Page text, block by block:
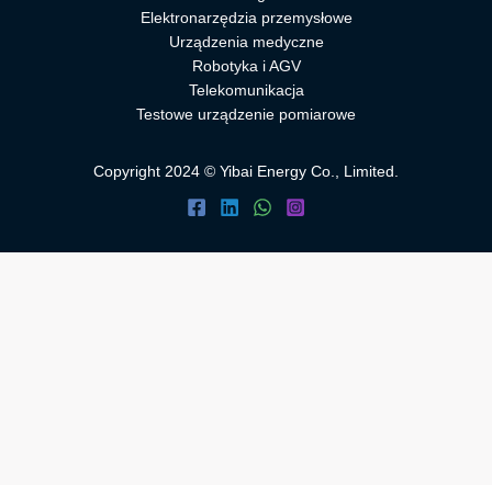
Elektronarzędzia przemysłowe
Urządzenia medyczne
Robotyka i AGV
Telekomunikacja
Testowe urządzenie pomiarowe
Copyright 2024 © Yibai Energy Co., Limited.